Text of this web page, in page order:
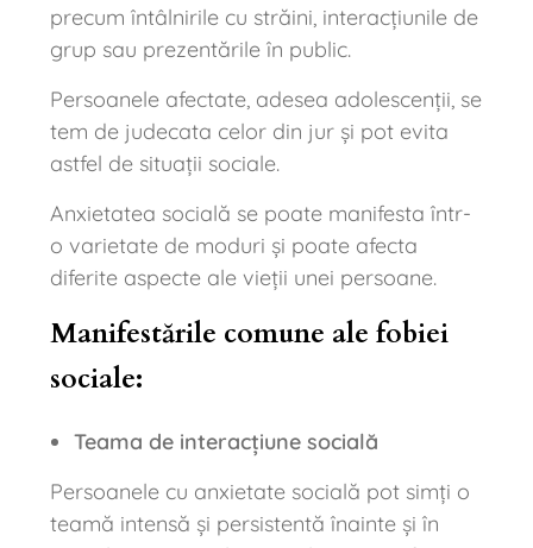
precum întâlnirile cu străini, interacțiunile de
grup sau prezentările în public.
Persoanele afectate, adesea adolescenții, se
tem de judecata celor din jur și pot evita
astfel de situații sociale.
Anxietatea socială se poate manifesta într-
o varietate de moduri și poate afecta
diferite aspecte ale vieții unei persoane.
Manifestările comune ale fobiei
sociale:
Teama de interacțiune socială
Persoanele cu anxietate socială pot simți o
teamă intensă și persistentă înainte și în